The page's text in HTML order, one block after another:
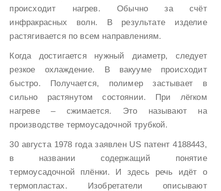
происходит нагрев. Обычно за счёт
инфракрасных волн. В результате изделие
растягивается по всем направлениям.
Когда достигается нужный диаметр, следует
резкое охлаждение. В вакууме происходит
быстро. Получается, полимер застывает в
сильно растянутом состоянии. При лёгком
нагреве – сжимается. Это называют на
производстве термоусадочной трубкой.
30 августа 1978 года заявлен US патент 4188443,
в названии содержащий понятие
термоусадочной плёнки. И здесь речь идёт о
термопластах. Изобретатели описывают